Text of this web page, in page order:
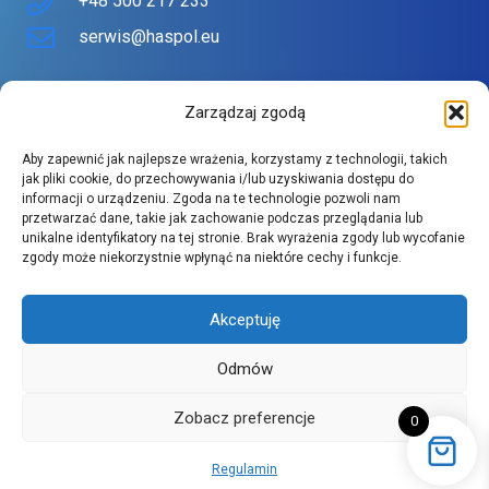
Zarządzaj zgodą
Aby zapewnić jak najlepsze wrażenia, korzystamy z technologii, takich
jak pliki cookie, do przechowywania i/lub uzyskiwania dostępu do
informacji o urządzeniu. Zgoda na te technologie pozwoli nam
przetwarzać dane, takie jak zachowanie podczas przeglądania lub
unikalne identyfikatory na tej stronie. Brak wyrażenia zgody lub wycofanie
zgody może niekorzystnie wpłynąć na niektóre cechy i funkcje.
Akceptuję
Odmów
Zobacz preferencje
Regulamin
wygląd swoich produktów przez cały dzień.
Witryna do sklepu spożywczego powinna być
niezawodna, pojemna i łatwa w obsłudze. Witryny Haspol
spełniają wszystkie te wymagania – są
energooszczędne, proste w czyszczeniu i wykonane z
różnych rozmiarach i konfiguracjach, umożliwiają idealne
dopasowanie do potrzeb użytkownika oraz rodzaju
Witryny Haspol – jakość, trwałość i
profesjonalny wygląd
serwis@haspol.eu
Znajdziesz tu urządzenia topowych producentów w
atrakcyjnych cenach.
Szeroki asortyment spełnia wysokie wymagania naszych
klientów.
Copyright 2026 © Haspol sp z o.o.
0